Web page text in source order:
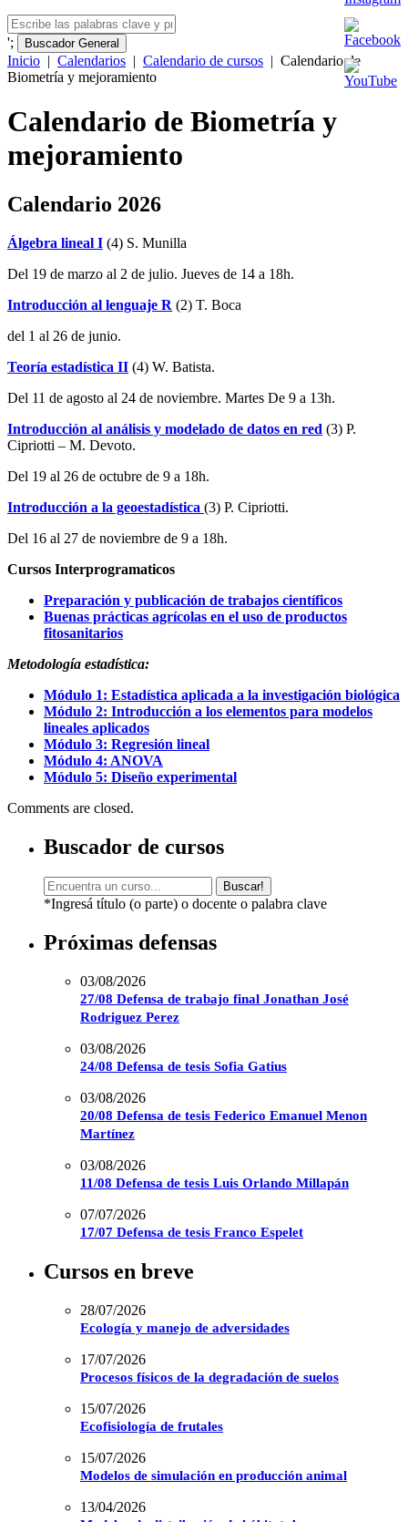
'; Buscador General
Inicio | Calendarios | Calendario de cursos | Calendario de
Biometría y mejoramiento
Calendario de Biometría y
mejoramiento
Calendario 2026
Álgebra lineal I (4) S. Munilla
Del 19 de marzo al 2 de julio. Jueves de 14 a 18h.
Introducción al lenguaje R (2) T. Boca
del 1 al 26 de junio.
Teoría estadística II (4) W. Batista.
Del 11 de agosto al 24 de noviembre. Martes De 9 a 13h.
Introducción al análisis y modelado de datos en red (3) P.
Cipriotti – M. Devoto.
Del 19 al 26 de octubre de 9 a 18h.
Introducción a la geoestadística (3) P. Cipriotti.
Del 16 al 27 de noviembre de 9 a 18h.
Cursos Interprogramaticos
Preparación y publicación de trabajos científicos
Buenas prácticas agrícolas en el uso de productos
fitosanitarios
Metodología estadística:
Módulo 1: Estadística aplicada a la investigación biológica
Módulo 2: Introducción a los elementos para modelos
lineales aplicados
Módulo 3: Regresión lineal
Módulo 4: ANOVA
Módulo 5: Diseño experimental
Comments are closed.
Buscador de cursos
Buscar!
*Ingresá título (o parte) o docente o palabra clave
Próximas defensas
03/08/2026
27/08 Defensa de trabajo final Jonathan José
Rodriguez Perez
03/08/2026
24/08 Defensa de tesis Sofia Gatius
03/08/2026
20/08 Defensa de tesis Federico Emanuel Menon
Martínez
03/08/2026
11/08 Defensa de tesis Luis Orlando Millapán
07/07/2026
17/07 Defensa de tesis Franco Espelet
Cursos en breve
28/07/2026
Ecología y manejo de adversidades
17/07/2026
Procesos físicos de la degradación de suelos
15/07/2026
Ecofisiología de frutales
15/07/2026
Modelos de simulación en producción animal
13/04/2026